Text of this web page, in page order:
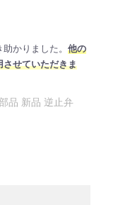
かりました。 他の
させていただきま
品 新品 逆止弁